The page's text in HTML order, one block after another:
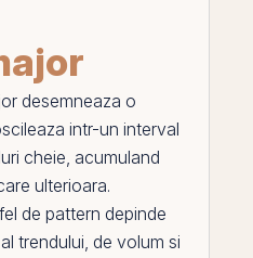
desemneaza o
intr-un interval
cheie, acumuland
ulterioara.
de pattern depinde
trendului, de volum si